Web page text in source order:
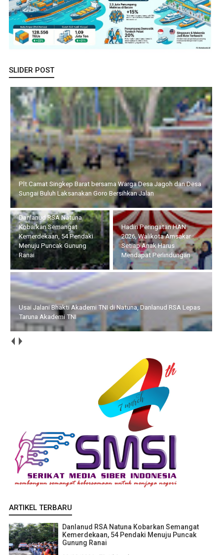
SLIDER POST
Danlanud RSA Natuna Kobarkan Semangat Kemerdekaan, 54
Pendaki Menuju Puncak Gunung Ranai
Hadiri Peringatan HAN
2026, Walikota Amsakar :
Setiap Anak Harus
Mendapat Perlindungan
Usai Jalani Bhakti Akademi
TNI di Natuna, Danlanud
RSA Lepas Taruna Akademi
TNI
HUT ke-14 IWO, Bupati Iskandarsyah : Pers Profesional Harus
Berdampak bagi Masyarakat
ARTIKEL TERBARU
Danlanud RSA Natuna Kobarkan Semangat
Kemerdekaan, 54 Pendaki Menuju Puncak
Gunung Ranai